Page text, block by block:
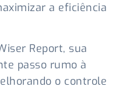
a eficiência
Report, sua
passo rumo à
o controle